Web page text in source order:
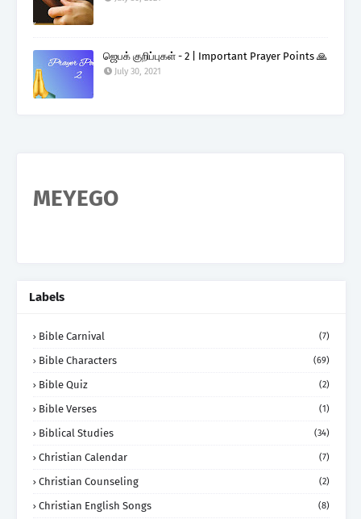
ஜெபக் குறிப்புகள் - 2 | Important Prayer Points 🙏
July 30, 2021
MEYEGO
Labels
Bible Carnival (7)
Bible Characters (69)
Bible Quiz (2)
Bible Verses (1)
Biblical Studies (34)
Christian Calendar (7)
Christian Counseling (2)
Christian English Songs (8)